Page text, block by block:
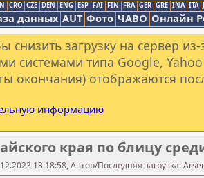
CRO CZE DEN ENG ESP FAI FIN FRA GER GRE INA ITA
данных AUT Фото ЧАВО Онлайн
загрузку на сервер
системами типа Google,
окончания) отображаются
информацию
края по блицу
13:18:58, Автор/Последняя загрузка: